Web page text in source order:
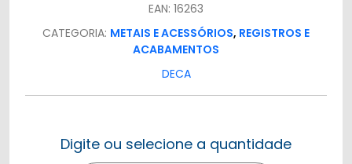
EAN: 16263
CATEGORIA: METAIS E ACESSÓRIOS, REGISTROS E
ACABAMENTOS
DECA
Digite ou selecione a quantidade